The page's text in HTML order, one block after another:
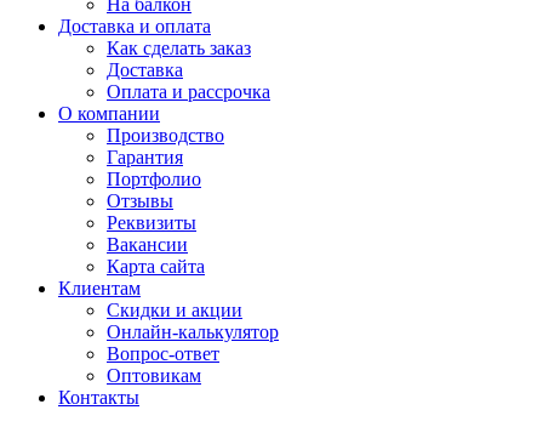
На балкон
Доставка и оплата
Как сделать заказ
Доставка
Оплата и рассрочка
О компании
Производство
Гарантия
Портфолио
Отзывы
Реквизиты
Вакансии
Карта сайта
Клиентам
Скидки и акции
Онлайн-калькулятор
Вопрос-ответ
Оптовикам
Контакты